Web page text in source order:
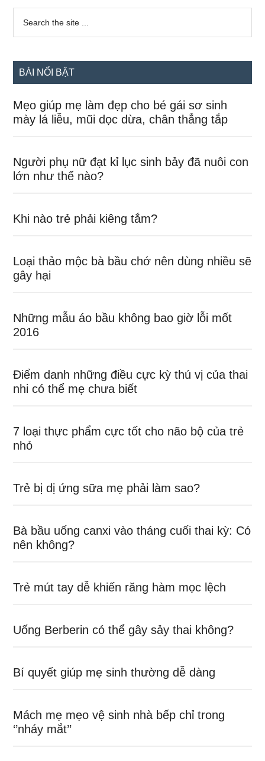
Sidebar
chính
...
BÀI NỔI BẬT
Mẹo giúp mẹ làm đẹp cho bé gái sơ sinh
mày lá liễu, mũi dọc dừa, chân thẳng tắp
Người phụ nữ đạt kỉ lục sinh bảy đã nuôi con
lớn như thế nào?
Khi nào trẻ phải kiêng tắm?
Loại thảo mộc bà bầu chớ nên dùng nhiều sẽ
gây hại
Những mẫu áo bầu không bao giờ lỗi mốt
2016
Điểm danh những điều cực kỳ thú vị của thai
nhi có thể mẹ chưa biết
7 loại thực phẩm cực tốt cho não bộ của trẻ
nhỏ
Trẻ bị dị ứng sữa mẹ phải làm sao?
Bà bầu uống canxi vào tháng cuối thai kỳ: Có
nên không?
Trẻ mút tay dễ khiến răng hàm mọc lệch
Uống Berberin có thể gây sảy thai không?
Bí quyết giúp mẹ sinh thường dễ dàng
Mách mẹ mẹo vệ sinh nhà bếp chỉ trong
‘’nháy mắt’’